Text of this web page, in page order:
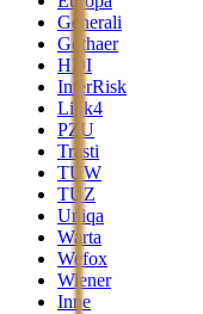
Generali
Gothaer
HDI
InterRisk
Link4
PZU
Trasti
TUW
TUZ
Uniqa
Warta
Wefox
Wiener
Inne